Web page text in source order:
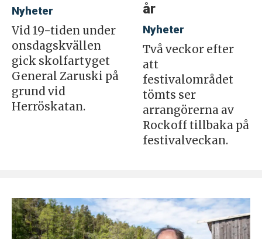
Nyheter
Vid 19-tiden under
onsdagskvällen
gick skolfartyget
General Zaruski på
grund vid
Herröskatan.
år
Nyheter
Två veckor efter
att
festivalområdet
tömts ser
arrangörerna av
Rockoff tillbaka på
festivalveckan.